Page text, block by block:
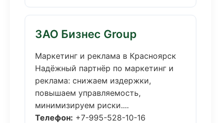
ЗАО Бизнес Group
Маркетинг и реклама в Красноярск
Надёжный партнёр по маркетинг и
реклама: снижаем издержки,
повышаем управляемость,
минимизируем риски....
Телефон: +7-995-528-10-16